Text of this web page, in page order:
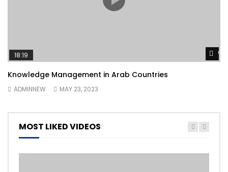
18:19
Knowledge Management in Arab Countries
ADMINNEW MAY 23, 2023
MOST LIKED VIDEOS